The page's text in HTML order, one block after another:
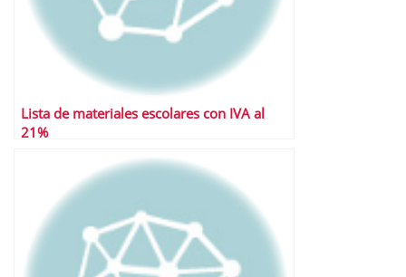
Lista de materiales escolares con IVA al
21%